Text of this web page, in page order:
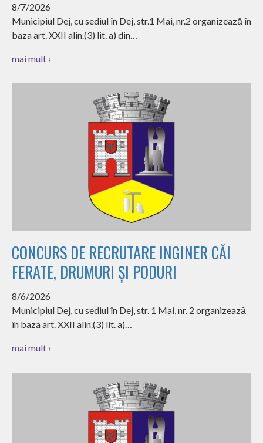
8/7/2026
Municipiul Dej, cu sediul în Dej, str.1 Mai, nr.2 organizează în
baza art. XXII alin.(3) lit. a) din…
mai mult ›
CONCURS DE RECRUTARE INGINER CĂI
FERATE, DRUMURI ȘI PODURI
8/6/2026
Municipiul Dej, cu sediul în Dej, str. 1 Mai, nr. 2 organizează
în baza art. XXII alin.(3) lit. a)…
mai mult ›